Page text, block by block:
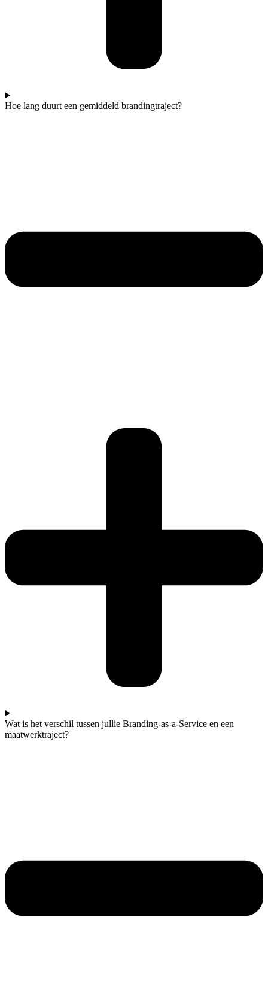
Hoe lang duurt een gemiddeld brandingtraject?
Wat is het verschil tussen jullie Branding-as-a-Service en een
maatwerktraject?